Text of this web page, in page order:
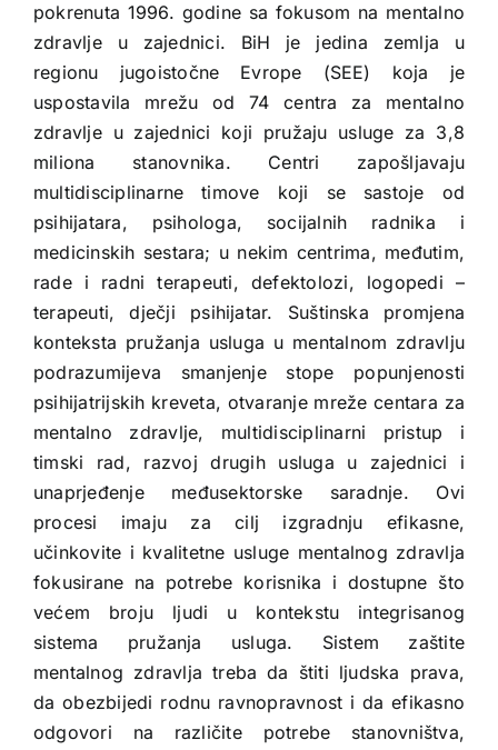
pokrenuta 1996. godine sa fokusom na mentalno
zdravlje u zajednici. BiH je jedina zemlja u
regionu jugoistočne Evrope (SEE) koja je
uspostavila mrežu od 74 centra za mentalno
zdravlje u zajednici koji pružaju usluge za 3,8
miliona stanovnika. Centri zapošljavaju
multidisciplinarne timove koji se sastoje od
psihijatara, psihologa, socijalnih radnika i
medicinskih sestara; u nekim centrima, međutim,
rade i radni terapeuti, defektolozi, logopedi –
terapeuti, dječji psihijatar. Suštinska promjena
konteksta pružanja usluga u mentalnom zdravlju
podrazumijeva smanjenje stope popunjenosti
psihijatrijskih kreveta, otvaranje mreže centara za
mentalno zdravlje, multidisciplinarni pristup i
timski rad, razvoj drugih usluga u zajednici i
unaprjeđenje međusektorske saradnje. Ovi
procesi imaju za cilj izgradnju efikasne,
učinkovite i kvalitetne usluge mentalnog zdravlja
fokusirane na potrebe korisnika i dostupne što
većem broju ljudi u kontekstu integrisanog
sistema pružanja usluga. Sistem zaštite
mentalnog zdravlja treba da štiti ljudska prava,
da obezbijedi rodnu ravnopravnost i da efikasno
odgovori na različite potrebe stanovništva,